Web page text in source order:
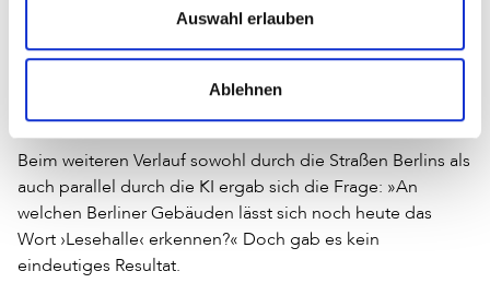
Auswahl erlauben
Ablehnen
Rathause untergebrachte Verwaltung der städtischen
Büchern der Magistratsbibliothek und der ungeteilten
Göritzschen Bibliothek in hierzu eingerichtete Räume des
Sparkassengebäudes, Zimmerstraße 90/91, über.«
Beim weiteren Verlauf sowohl durch die Straßen Berlins als
auch parallel durch die KI ergab sich die Frage: »An
welchen Berliner Gebäuden lässt sich noch heute das
Wort ›Lesehalle‹ erkennen?« Doch gab es kein
eindeutiges Resultat.